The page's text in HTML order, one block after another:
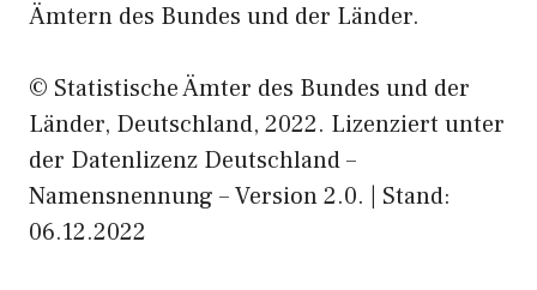
Ämtern des Bundes und der Länder.
© Statistische Ämter des Bundes und der
Länder, Deutschland, 2022. Lizenziert unter
der Datenlizenz Deutschland –
Namensnennung – Version 2.0. | Stand:
06.12.2022